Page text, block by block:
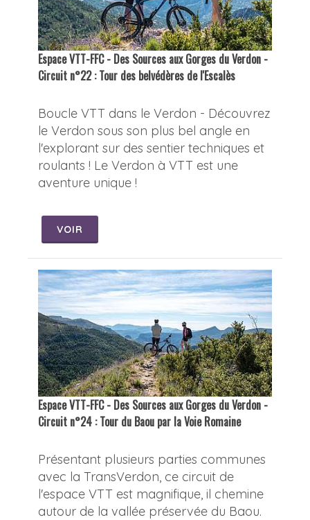
Espace VTT-FFC - Des Sources aux Gorges du Verdon -
Circuit n°22 : Tour des belvédères de l'Escalès
Boucle VTT dans le Verdon - Découvrez
le Verdon sous son plus bel angle en
l'explorant sur des sentier techniques et
roulants ! Le Verdon à VTT est une
aventure unique !
VOIR
Espace VTT-FFC - Des Sources aux Gorges du Verdon -
Circuit n°24 : Tour du Baou par la Voie Romaine
Présentant plusieurs parties communes
avec la TransVerdon, ce circuit de
l'espace VTT est magnifique, il chemine
autour de la vallée préservée du Baou.